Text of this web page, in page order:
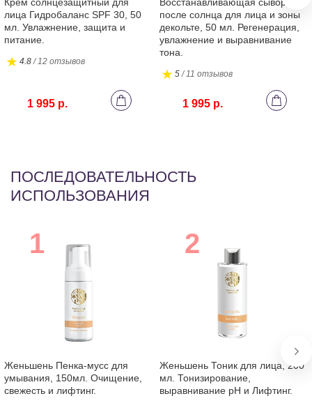
лица Гидробаланс SPF 30, 50
мл. Увлажнение, защита и
питание.
4.8/ 12 отзывов
1 995 р.
после солнца для лица и зоны
декольте, 50 мл. Регенерация,
увлажнение и выравнивание
тона.
5/ 11 отзывов
1 995 р.
ПОСЛЕДОВАТЕЛЬНОСТЬ
ИСПОЛЬЗОВАНИЯ
Женьшень Пенка-мусс для
умывания, 150мл. Очищение,
свежесть и лифтинг.
Женьшень Тоник для лица, 200
мл. Тонизирование,
выравнивание pH и Лифтинг.